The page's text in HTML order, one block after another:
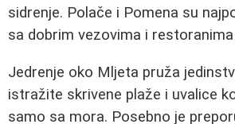
sidrenje. Polače i Pomena su
sa dobrim vezovima i restoranima
Jedrenje oko Mljeta pruža
istražite skrivene plaže i uvalice
samo sa mora. Posebno je